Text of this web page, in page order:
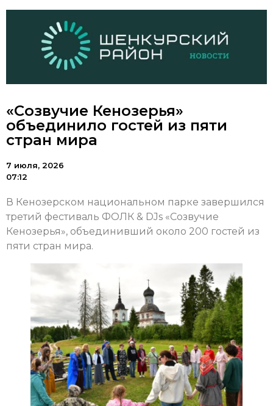
«Созвучие Кенозерья»
объединило гостей из пяти
стран мира
7 июля, 2026
07:12
В Кенозерском национальном парке завершился
третий фестиваль ФОЛК & DJs «Созвучие
Кенозерья», объединивший около 200 гостей из
пяти стран мира.